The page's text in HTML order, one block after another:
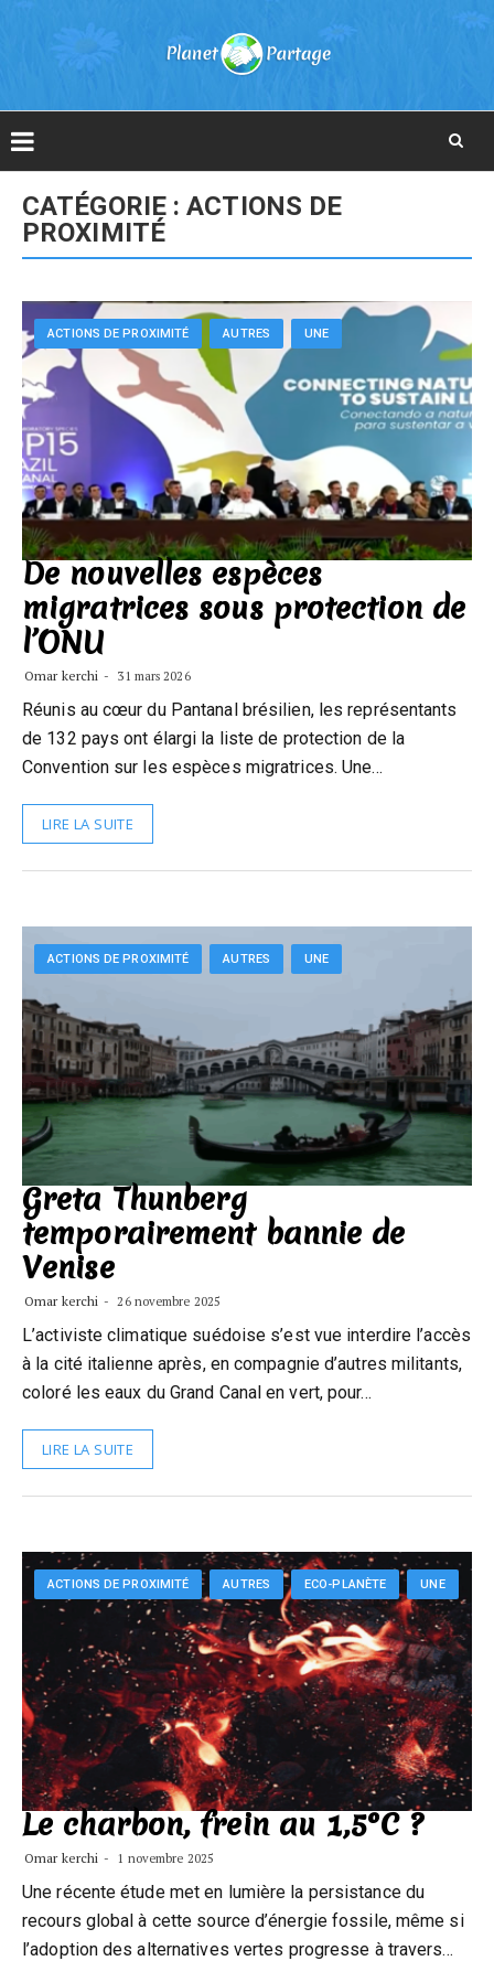
content
CATÉGORIE :ACTIONS DE
PROXIMITÉ
ACTIONS DE PROXIMITÉ AUTRES UNE
De nouvelles espèces
migratrices sous protection de
l’ONU
Omar kerchi 31 mars 2026
Réunis au cœur du Pantanal brésilien, les représentants
de 132 pays ont élargi la liste de protection de la
Convention sur les espèces migratrices. Une…
LIRE LA SUITE
ACTIONS DE PROXIMITÉ AUTRES UNE
Greta Thunberg
temporairement bannie de
Venise
Omar kerchi 26 novembre 2025
L’activiste climatique suédoise s’est vue interdire l’accès
à la cité italienne après, en compagnie d’autres militants,
coloré les eaux du Grand Canal en vert, pour…
LIRE LA SUITE
ACTIONS DE PROXIMITÉ AUTRES ECO-PLANÈTE UNE
Le charbon, frein au 1,5°C ?
Omar kerchi 1 novembre 2025
Une récente étude met en lumière la persistance du
recours global à cette source d’énergie fossile, même si
l’adoption des alternatives vertes progresse à travers…